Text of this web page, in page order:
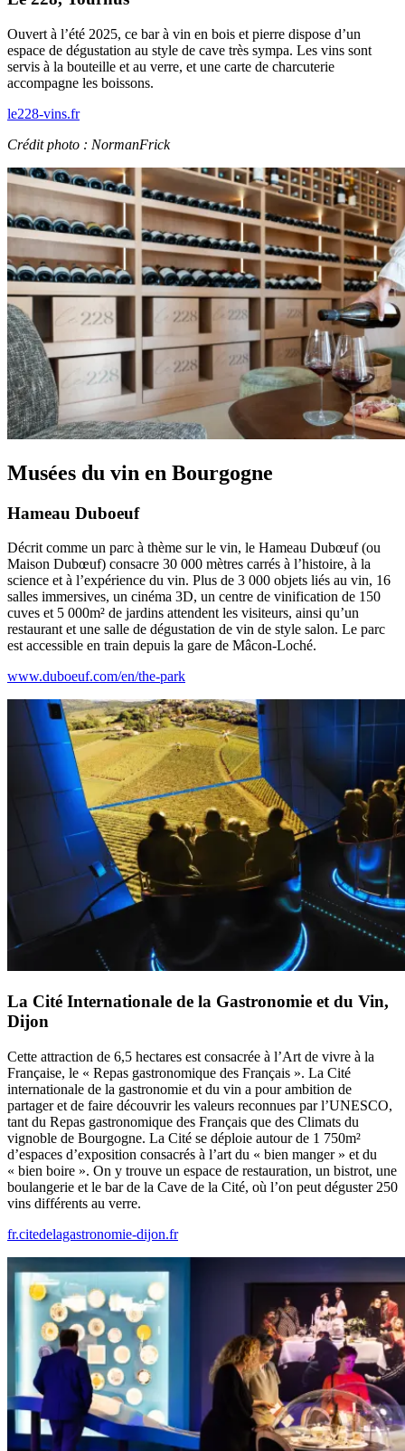
Ouvert à l’été 2025, ce bar à vin en bois et pierre dispose d’un
espace de dégustation au style de cave très sympa. Les vins sont
servis à la bouteille et au verre, et une carte de charcuterie
accompagne les boissons.
le228-vins.fr
Crédit photo : NormanFrick
Musées du vin en Bourgogne
Hameau Duboeuf
Décrit comme un parc à thème sur le vin, le Hameau Dubœuf (ou
Maison Dubœuf) consacre 30 000 mètres carrés à l’histoire, à la
science et à l’expérience du vin. Plus de 3 000 objets liés au vin, 16
salles immersives, un cinéma 3D, un centre de vinification de 150
cuves et 5 000m² de jardins attendent les visiteurs, ainsi qu’un
restaurant et une salle de dégustation de vin de style salon. Le parc
est accessible en train depuis la gare de Mâcon-Loché.
www.duboeuf.com/en/the-park
La Cité Internationale de la Gastronomie et du Vin,
Dijon
Cette attraction de 6,5 hectares est consacrée à l’Art de vivre à la
Française, le « Repas gastronomique des Français ». La Cité
internationale de la gastronomie et du vin a pour ambition de
partager et de faire découvrir les valeurs reconnues par l’UNESCO,
tant du Repas gastronomique des Français que des Climats du
vignoble de Bourgogne. La Cité se déploie autour de 1 750m²
d’espaces d’exposition consacrés à l’art du « bien manger » et du
« bien boire ». On y trouve un espace de restauration, un bistrot, une
boulangerie et le bar de la Cave de la Cité, où l’on peut déguster 250
vins différents au verre.
fr.citedelagastronomie-dijon.fr